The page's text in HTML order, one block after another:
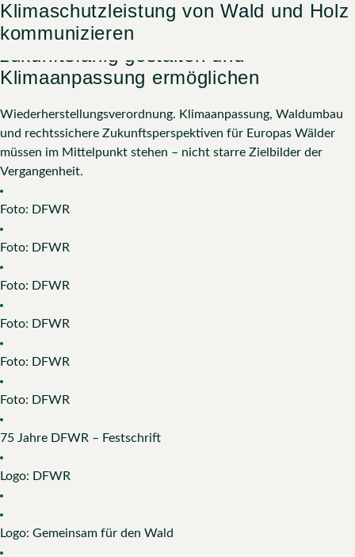
Inhalt
Download Kategorie:
Presse
Wiesbadener Erklärung – EU-
Wiederherstellungsverordnung
zukunftsfähig gestalten und
Klimaanpassung ermöglichen
Mit der Wiesbadener Erklärung 2026 fordert der DFWR eine
Wiederherstellungsverordnung. Klimaanpassung, Waldumbau
und rechtssichere Zukunftsperspektiven für Europas Wälder
müssen im Mittelpunkt stehen – nicht starre Zielbilder der
Vergangenheit.
Christoph Ewers, DFWR Vize-Präsident
Foto: DFWR
Christian Haase, DFWR-Präsident
Foto: DFWR
Christian Haase, DFWR-Präsident
Foto: DFWR
Christian Haase, DFWR-Präsident
Foto: DFWR
Christian Haase, DFWR-Präsident
Foto: DFWR
Christoph Ewers, DFWR Vize-Präsident
Foto: DFWR
75 Jahre DFWR – Festschrift
75 Jahre DFWR – Festschrift
DFWR-Kompaktlogo
Logo: DFWR
Satzung DFWR
Das Grüne Herz
Logo: Gemeinsam für den Wald
Klimaschutzleistung von Wald und Holz
kommunizieren